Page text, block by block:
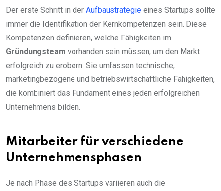
Der erste Schritt in der Aufbaustrategie eines Startups sollte
immer die Identifikation der Kernkompetenzen sein. Diese
Kompetenzen definieren, welche Fähigkeiten im
Gründungsteam vorhanden sein müssen, um den Markt
erfolgreich zu erobern. Sie umfassen technische,
marketingbezogene und betriebswirtschaftliche Fähigkeiten,
die kombiniert das Fundament eines jeden erfolgreichen
Unternehmens bilden.
Mitarbeiter für verschiedene
Unternehmensphasen
Je nach Phase des Startups variieren auch die